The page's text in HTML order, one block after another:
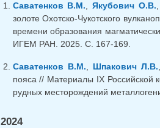
Саватенков В.М. ,Якубович О.В.
золоте Охотско-Чукотского
времени образования
ИГЕМ РАН. 2025. С. 167-169.
Саватенков В.М. Шпакович Л.В.
пояса // Материалы IX Российской
рудных месторождений
2024